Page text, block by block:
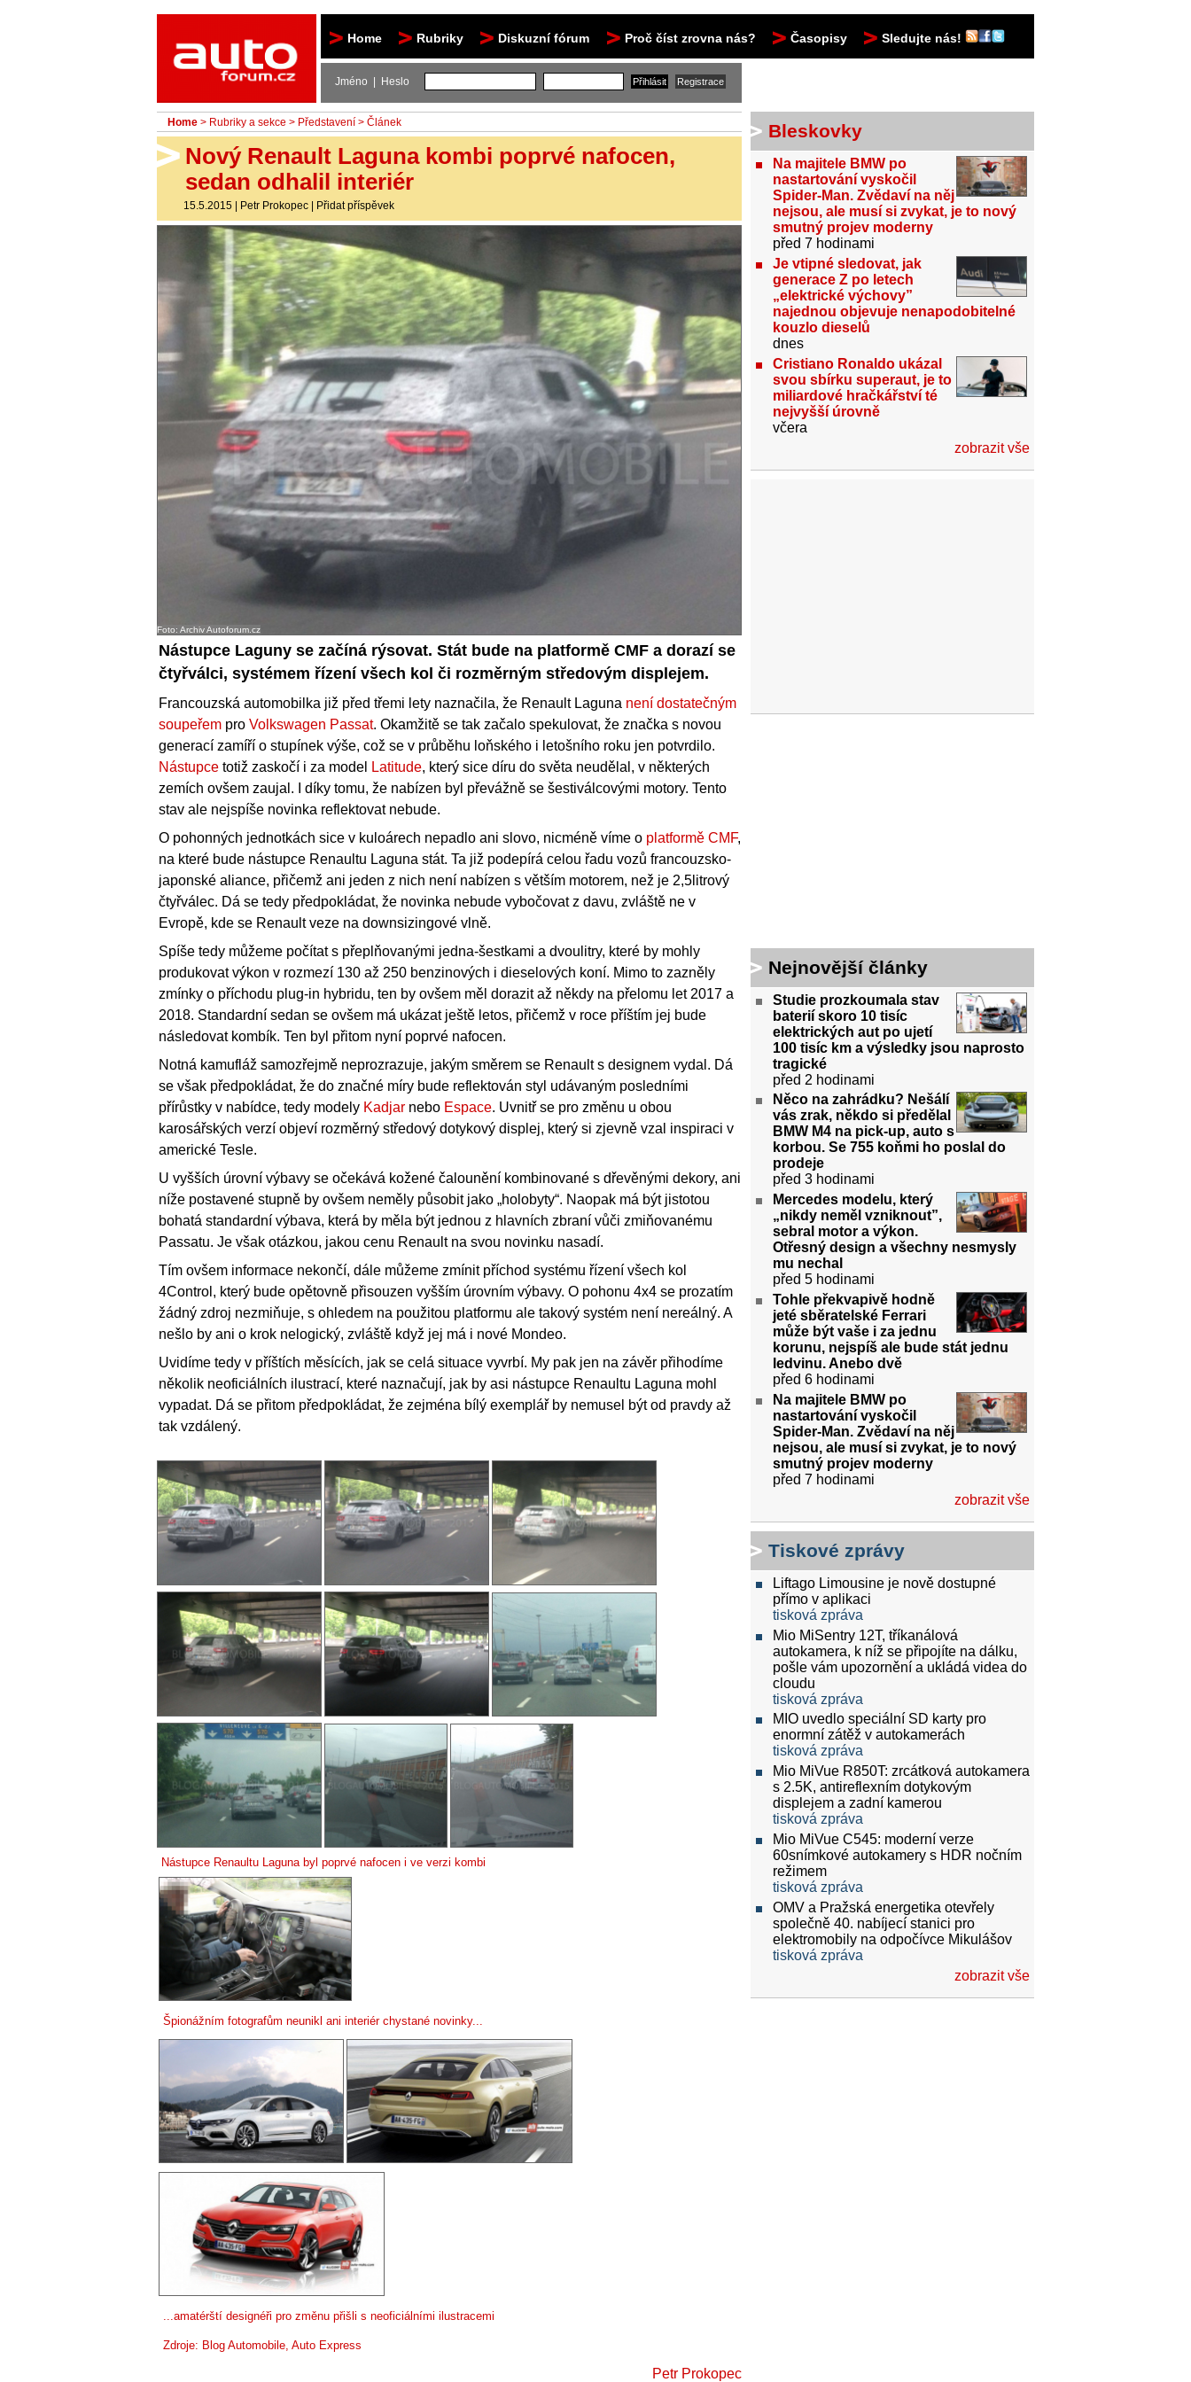
Home Rubriky Diskuzní fórum Proč číst zrovna nás? Časopisy Sledujte nás!
Jméno | Heslo
Home > Rubriky a sekce > Představení > Článek
Nový Renault Laguna kombi poprvé nafocen,
sedan odhalil interiér
15.5.2015 | Petr Prokopec | Přidat příspěvek
Foto: Archiv Autoforum.cz
Nástupce Laguny se začíná rýsovat. Stát bude na platformě CMF a dorazí se
čtyřválci, systémem řízení všech kol či rozměrným středovým displejem.
Francouzská automobilka již před třemi lety naznačila, že Renault Laguna není dostatečným
soupeřem pro Volkswagen Passat. Okamžitě se tak začalo spekulovat, že značka s novou
generací zamíří o stupínek výše, což se v průběhu loňského i letošního roku jen potvrdilo.
Nástupce totiž zaskočí i za model Latitude, který sice díru do světa neudělal, v některých
zemích ovšem zaujal. I díky tomu, že nabízen byl převážně se šestiválcovými motory. Tento
stav ale nejspíše novinka reflektovat nebude.
O pohonných jednotkách sice v kuloárech nepadlo ani slovo, nicméně víme o platformě CMF,
na které bude nástupce Renaultu Laguna stát. Ta již podepírá celou řadu vozů francouzsko-
japonské aliance, přičemž ani jeden z nich není nabízen s větším motorem, než je 2,5litrový
čtyřválec. Dá se tedy předpokládat, že novinka nebude vybočovat z davu, zvláště ne v
Evropě, kde se Renault veze na downsizingové vlně.
Spíše tedy můžeme počítat s přeplňovanými jedna-šestkami a dvoulitry, které by mohly
produkovat výkon v rozmezí 130 až 250 benzinových i dieselových koní. Mimo to zazněly
zmínky o příchodu plug-in hybridu, ten by ovšem měl dorazit až někdy na přelomu let 2017 a
2018. Standardní sedan se ovšem má ukázat ještě letos, přičemž v roce příštím jej bude
následovat kombík. Ten byl přitom nyní poprvé nafocen.
Notná kamufláž samozřejmě neprozrazuje, jakým směrem se Renault s designem vydal. Dá
se však předpokládat, že do značné míry bude reflektován styl udávaným posledními
přírůstky v nabídce, tedy modely Kadjar nebo Espace. Uvnitř se pro změnu u obou
karosářských verzí objeví rozměrný středový dotykový displej, který si zjevně vzal inspiraci v
americké Tesle.
U vyšších úrovní výbavy se očekává kožené čalounění kombinované s dřevěnými dekory, ani
níže postavené stupně by ovšem neměly působit jako „holobyty“. Naopak má být jistotou
bohatá standardní výbava, která by měla být jednou z hlavních zbraní vůči zmiňovanému
Passatu. Je však otázkou, jakou cenu Renault na svou novinku nasadí.
Tím ovšem informace nekončí, dále můžeme zmínit příchod systému řízení všech kol
4Control, který bude opětovně přisouzen vyšším úrovním výbavy. O pohonu 4x4 se prozatím
žádný zdroj nezmiňuje, s ohledem na použitou platformu ale takový systém není nereálný. A
nešlo by ani o krok nelogický, zvláště když jej má i nové Mondeo.
Uvidíme tedy v příštích měsících, jak se celá situace vyvrbí. My pak jen na závěr přihodíme
několik neoficiálních ilustrací, které naznačují, jak by asi nástupce Renaultu Laguna mohl
vypadat. Dá se přitom předpokládat, že zejména bílý exemplář by nemusel být od pravdy až
tak vzdálený.
Nástupce Renaultu Laguna byl poprvé nafocen i ve verzi kombi
Špionážním fotografům neunikl ani interiér chystané novinky...
...amatérští designéři pro změnu přišli s neoficiálními ilustracemi
Zdroje: Blog Automobile, Auto Express
Petr Prokopec
Bleskovky
Na majitele BMW po
nastartování vyskočil
Spider-Man. Zvědaví na něj
nejsou, ale musí si zvykat, je to nový
smutný projev moderny
před 7 hodinami
Je vtipné sledovat, jak
generace Z po letech
„elektrické výchovy”
najednou objevuje nenapodobitelné
kouzlo dieselů
dnes
Cristiano Ronaldo ukázal
svou sbírku superaut, je to
miliardové hračkářství té
nejvyšší úrovně
včera
zobrazit vše
Nejnovější články
Studie prozkoumala stav
baterií skoro 10 tisíc
elektrických aut po ujetí
100 tisíc km a výsledky jsou naprosto
tragické
před 2 hodinami
Něco na zahrádku? Nešálí
vás zrak, někdo si předělal
BMW M4 na pick-up, auto s
korbou. Se 755 koňmi ho poslal do
prodeje
před 3 hodinami
Mercedes modelu, který
„nikdy neměl vzniknout”,
sebral motor a výkon.
Otřesný design a všechny nesmysly
mu nechal
před 5 hodinami
Tohle překvapivě hodně
jeté sběratelské Ferrari
může být vaše i za jednu
korunu, nejspíš ale bude stát jednu
ledvinu. Anebo dvě
před 6 hodinami
Na majitele BMW po
nastartování vyskočil
Spider-Man. Zvědaví na něj
nejsou, ale musí si zvykat, je to nový
smutný projev moderny
před 7 hodinami
zobrazit vše
Tiskové zprávy
Liftago Limousine je nově dostupné
přímo v aplikaci
tisková zpráva
Mio MiSentry 12T, tříkanálová
autokamera, k níž se připojíte na dálku,
pošle vám upozornění a ukládá videa do
cloudu
tisková zpráva
MIO uvedlo speciální SD karty pro
enormní zátěž v autokamerách
tisková zpráva
Mio MiVue R850T: zrcátková autokamera
s 2.5K, antireflexním dotykovým
displejem a zadní kamerou
tisková zpráva
Mio MiVue C545: moderní verze
60snímkové autokamery s HDR nočním
režimem
tisková zpráva
OMV a Pražská energetika otevřely
společně 40. nabíjecí stanici pro
elektromobily na odpočívce Mikulášov
tisková zpráva
zobrazit vše